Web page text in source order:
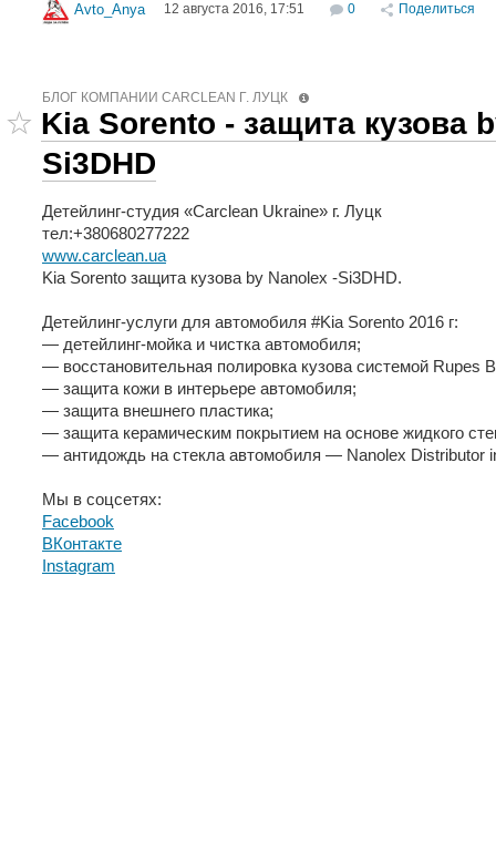
Avto_Anya 12 августа 2016, 17:51 0 Поделиться
БЛОГ КОМПАНИИ СARCLEAN Г. ЛУЦК
‪Kia Sorento -‬ защита кузова
‪‎Si3DHD‬
Детейлинг-студия «Carclean Ukraine» г. Луцк
тел:+380680277222
www.carclean.ua
‪Kia Sorento‬ защита кузова by ‪Nanolex‬ -‪‎Si3DHD‬.
Детейлинг-услуги для автомобиля ‪#‎Kia‬ Sorento 2016 г:
— ‪детейлинг-мойка‬ и чистка автомобиля;
— ‪‎восстановительная полировка‬ кузова системой ‪‎Rupes‬
— защита кожи в интерьере автомобиля;
— защита внешнего пластика;
— защита керамическим покрытием на основе жидкого
— ‪‎антидождь‬ на стекла автомобиля — Nanolex Distributor
Мы в соцсетях:
Facebook
ВКонтактe
Instagram